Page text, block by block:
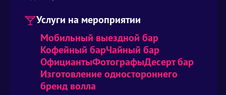
Услуги на мероприятии
Мобильный выездной бар
Кофейный барЧайный бар
ОфициантыФотографыДесерт бар
Изготовление одностороннего
бренд волла